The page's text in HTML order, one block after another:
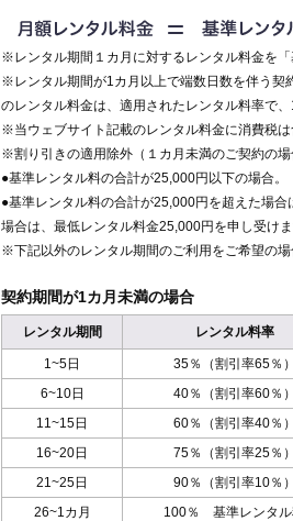
※レンタル期間１カ月に対するレンタル料金を「
※レンタル期間が1カ月以上で端数日数を伴う契
のレンタル料金は、適用されたレンタル料率で
※当ウェブサイト記載のレンタル料金に消費税は
※割り引きの適用除外（１カ月未満のご契約の場
●基準レンタル料の合計が25,000円以下の場合。
●基準レンタル料の合計が25,000円を超えた場
場合は、最低レンタル料金25,000円を申し受けま
※下記以外のレンタル期間のご利用をご希望の場
契約期間が1カ月未満の場合
レンタル期間 レンタル料率
1~5日
35％（割引率65％）
6~10日
40％（割引率60％）
11~15日
60％（割引率40％）
16~20日
75％（割引率25％）
21~25日
90％（割引率10％）
26~1カ月
100％ 基準レンタ